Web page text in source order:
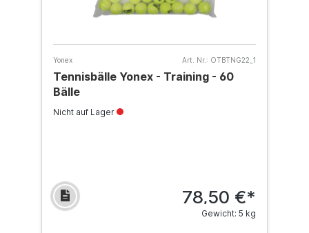
Yonex Art. Nr.: OTBTNG22_1
Tennisbälle Yonex - Training - 60
Bälle
Nicht auf Lager
78,50 €*
Gewicht: 5 kg